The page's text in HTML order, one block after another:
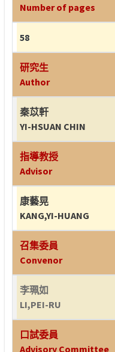
Number of pages
58
研究生
Author
秦苡軒
YI-HSUAN CHIN
指導教授
Advisor
康藝晃
KANG,YI-HUANG
召集委員
Convenor
李珮如
LI,PEI-RU
口試委員
Advisory Committee